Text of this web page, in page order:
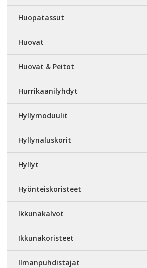
Huopatassut
Huovat
Huovat & Peitot
Hurrikaanilyhdyt
Hyllymoduulit
Hyllynaluskorit
Hyllyt
Hyönteiskoristeet
Ikkunakalvot
Ikkunakoristeet
Ilmanpuhdistajat